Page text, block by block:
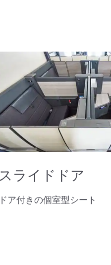
スライドドア
ドア付きの個室型シート